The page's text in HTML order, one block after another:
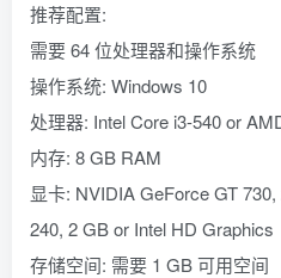
推荐配置:
需要 64 位处理器和操作系统
操作系统: Windows 10
处理器: Intel Core i3-540 or
内存: 8 GB RAM
显卡: NVIDIA GeForce GT
240, 2 GB or Intel HD Graphics
存储空间: 需要 1 GB 可用空间